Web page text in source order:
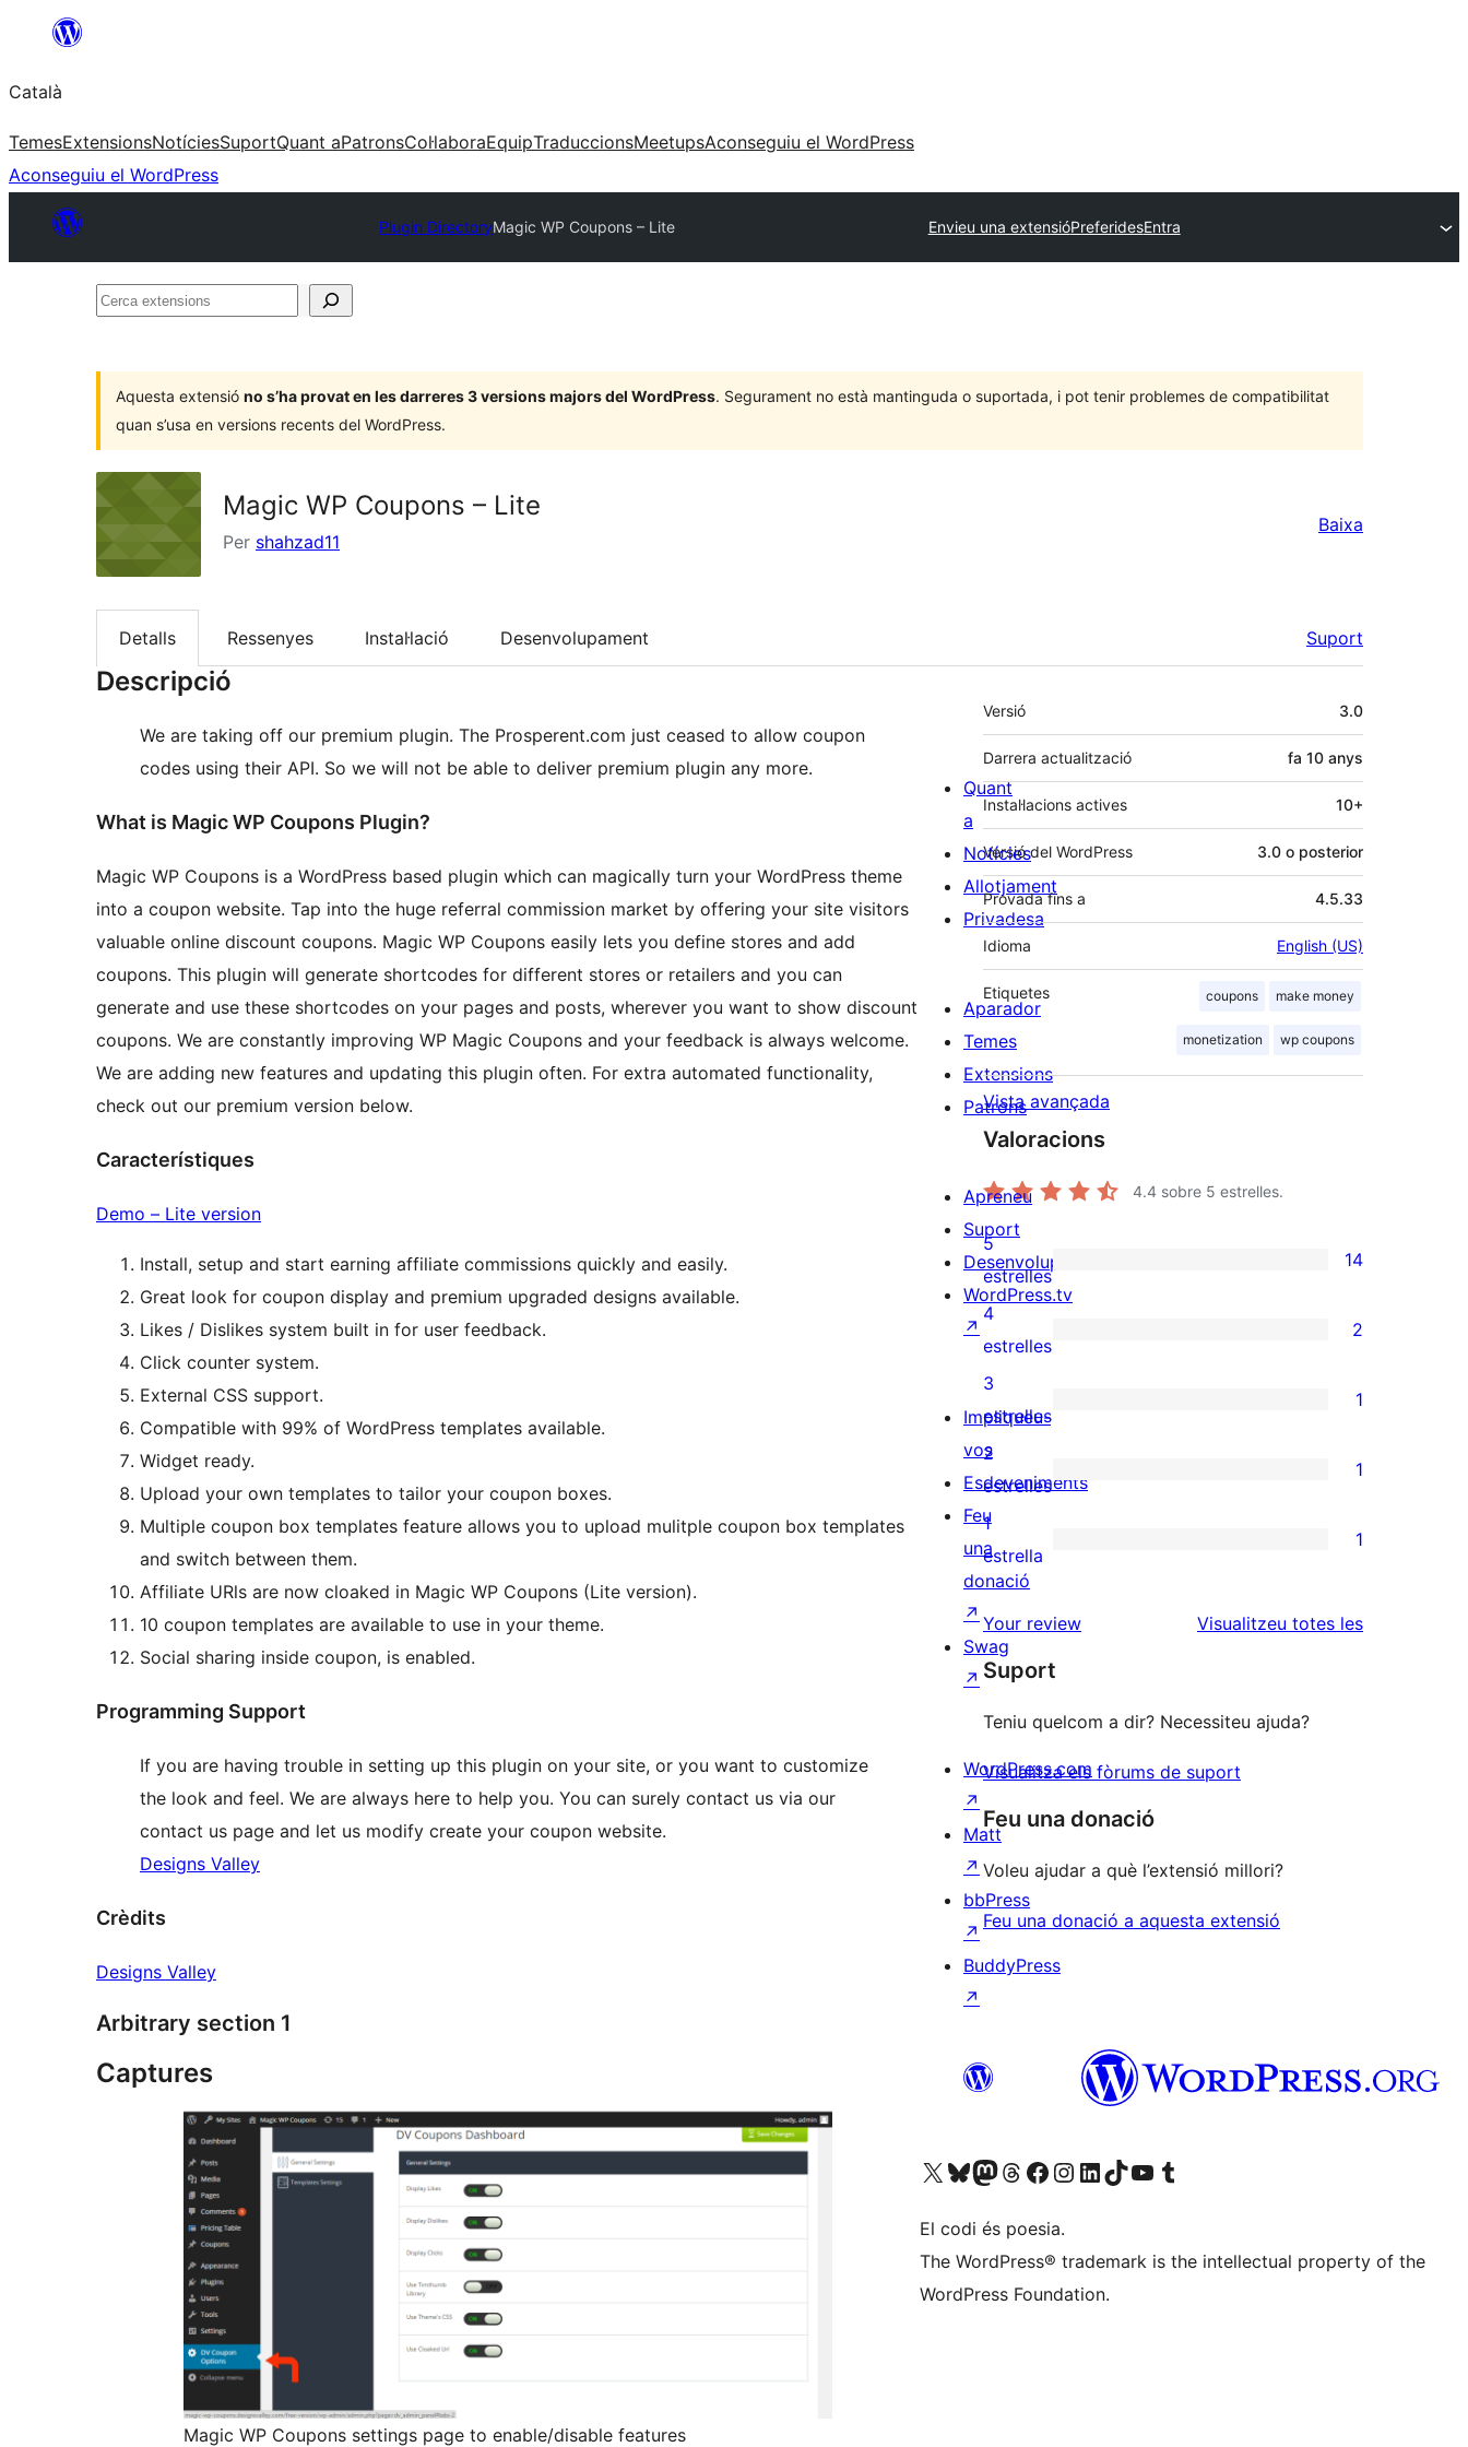
contingut
Català
TemesExtensionsNotíciesSuportQuant aPatronsCol·laboraEquipTraduccionsMeetupsAconseguiu el WordPress
Aconseguiu el WordPress
Plugin DirectoryMagic WP Coupons – Lite Envieu una extensióPreferidesEntra
Cerca
Aquesta extensió no s’ha provat en les darreres 3 versions majors del WordPress. Segurament no està mantinguda o suportada, i pot tenir problemes de compatibilitat
quan s’usa en versions recents del WordPress.
Magic WP Coupons – Lite
Per shahzad11
Baixa
Detalls Ressenyes Instal·lació Desenvolupament Suport
Descripció
We are taking off our premium plugin. The Prosperent.com just ceased to allow coupon
codes using their API. So we will not be able to deliver premium plugin any more.
What is Magic WP Coupons Plugin?
Magic WP Coupons is a WordPress based plugin which can magically turn your WordPress theme
into a coupon website. Tap into the huge referral commission market by offering your site visitors
valuable online discount coupons. Magic WP Coupons easily lets you define stores and add
coupons. This plugin will generate shortcodes for different stores or retailers and you can
generate and use these shortcodes on your pages and posts, wherever you want to show discount
coupons. We are constantly improving WP Magic Coupons and your feedback is always welcome.
We are adding new features and updating this plugin often. For extra automated functionality,
check out our premium version below.
Característiques
Demo – Lite version
Install, setup and start earning affiliate commissions quickly and easily.
Great look for coupon display and premium upgraded designs available.
Likes / Dislikes system built in for user feedback.
Click counter system.
External CSS support.
Compatible with 99% of WordPress templates available.
Widget ready.
Upload your own templates to tailor your coupon boxes.
Multiple coupon box templates feature allows you to upload mulitple coupon box templates
and switch between them.
Affiliate URls are now cloaked in Magic WP Coupons (Lite version).
10 coupon templates are available to use in your theme.
Social sharing inside coupon, is enabled.
Programming Support
If you are having trouble in setting up this plugin on your site, or you want to customize
the look and feel. We are always here to help you. You can surely contact us via our
contact us page and let us modify create your coupon website.
Designs Valley
Crèdits
Designs Valley
Arbitrary section 1
Captures
Magic WP Coupons settings page to enable/disable features
Meta
Versió 3.0
Darrera actualització fa 10 anys
Instal·lacions actives 10+
Versió del WordPress 3.0 o posterior
Provada fins a 4.5.33
Idioma English (US)
Etiquetes coupons make money
monetization wp coupons
Vista avançada
Valoracions
4.4 sobre 5 estrelles.
14
valoracions
de
5
estrelles
5
estrelles
14
2
valoracions
de
4
estrelles
4
estrelles
2
1
valoració
de
3
estrelles
3
estrelles
1
1
valoració
de
2
estrelles
2
estrelles
1
1
valoració
de
1
estrelles
1
estrella
1
Your review Visualitzeu totes lesressenyes
Suport
Teniu quelcom a dir? Necessiteu ajuda?
Visualitza els fòrums de suport
Feu una donació
Voleu ajudar a què l’extensió millori?
Feu una donació a aquesta extensió
Quant
a
Notícies
Allotjament
Privadesa
Aparador
Temes
Extensions
Patrons
Apreneu
Suport
Desenvolupadors
WordPress.tv
↗
Impliqueu-
vos
Esdeveniments
Feu
una
donació
↗
Swag
↗
WordPress.com
↗
Matt
↗
bbPress
↗
BuddyPress
↗
Visiteu el nostre compte X (abans Twitter)
Visiteu el nostre compte de Bluesky
Visiteu el nostre compte al Mastodon
Visiteu el nostre compte de Threads
Visiteu la nostra pàgina al Facebook
Visiteu el nostre compte d'Instagram
Visiteu el nostre compte de LinkedIn
Visiteu el nostre compte de TikTok
Visiteu el nostre canal al YouTube
Visiteu el nostre compte de Tumblr
El codi és poesia.
The WordPress® trademark is the intellectual property of the
WordPress Foundation.